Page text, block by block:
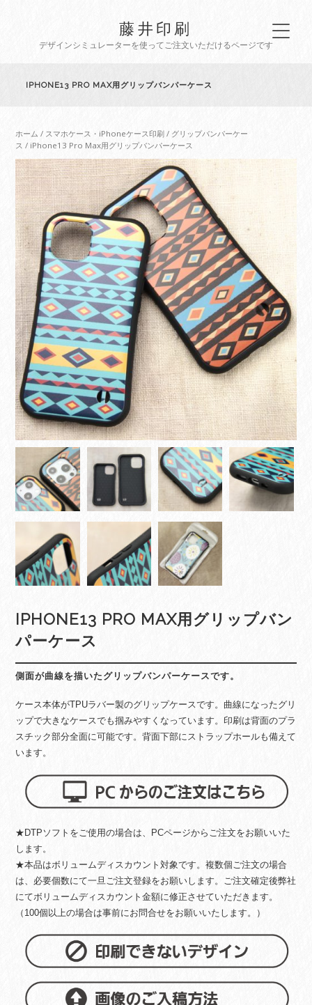
藤井印刷
デザインシミュレーターを使ってご注文いただけるページです
IPHONE13 PRO MAX用グリップバンパーケース
ホーム / スマホケース・iPhoneケース印刷 / グリップバンパーケー
ス / iPhone13 Pro Max用グリップバンパーケース
IPHONE13 PRO MAX用グリップバン
パーケース
側面が曲線を描いたグリップバンパーケースです。
ケース本体がTPUラバー製のグリップケースです。曲線になったグリ
ップで大きなケースでも掴みやすくなっています。印刷は背面のプラ
スチック部分全面に可能です。背面下部にストラップホールも備えて
います。
★DTPソフトをご使用の場合は、PCページからご注文をお願いいた
します。
★本品はボリュームディスカウント対象です。複数個ご注文の場合
は、必要個数にて一旦ご注文登録をお願いします。ご注文確定後弊社
にてボリュームディスカウント金額に修正させていただきます。
（100個以上の場合は事前にお問合せをお願いいたします。）